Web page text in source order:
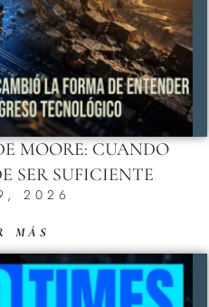
MOORE: CUANDO
SER SUFICIENTE
2026
MÁS